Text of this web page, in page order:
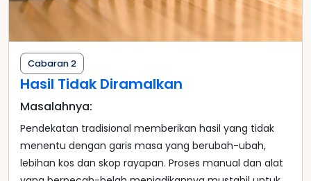
Cabaran 2
Hasil Tidak Diramalkan
Masalahnya:
Pendekatan tradisional memberikan hasil yang tidak
menentu dengan garis masa yang berubah-ubah,
lebihan kos dan skop rayapan. Proses manual dan alat